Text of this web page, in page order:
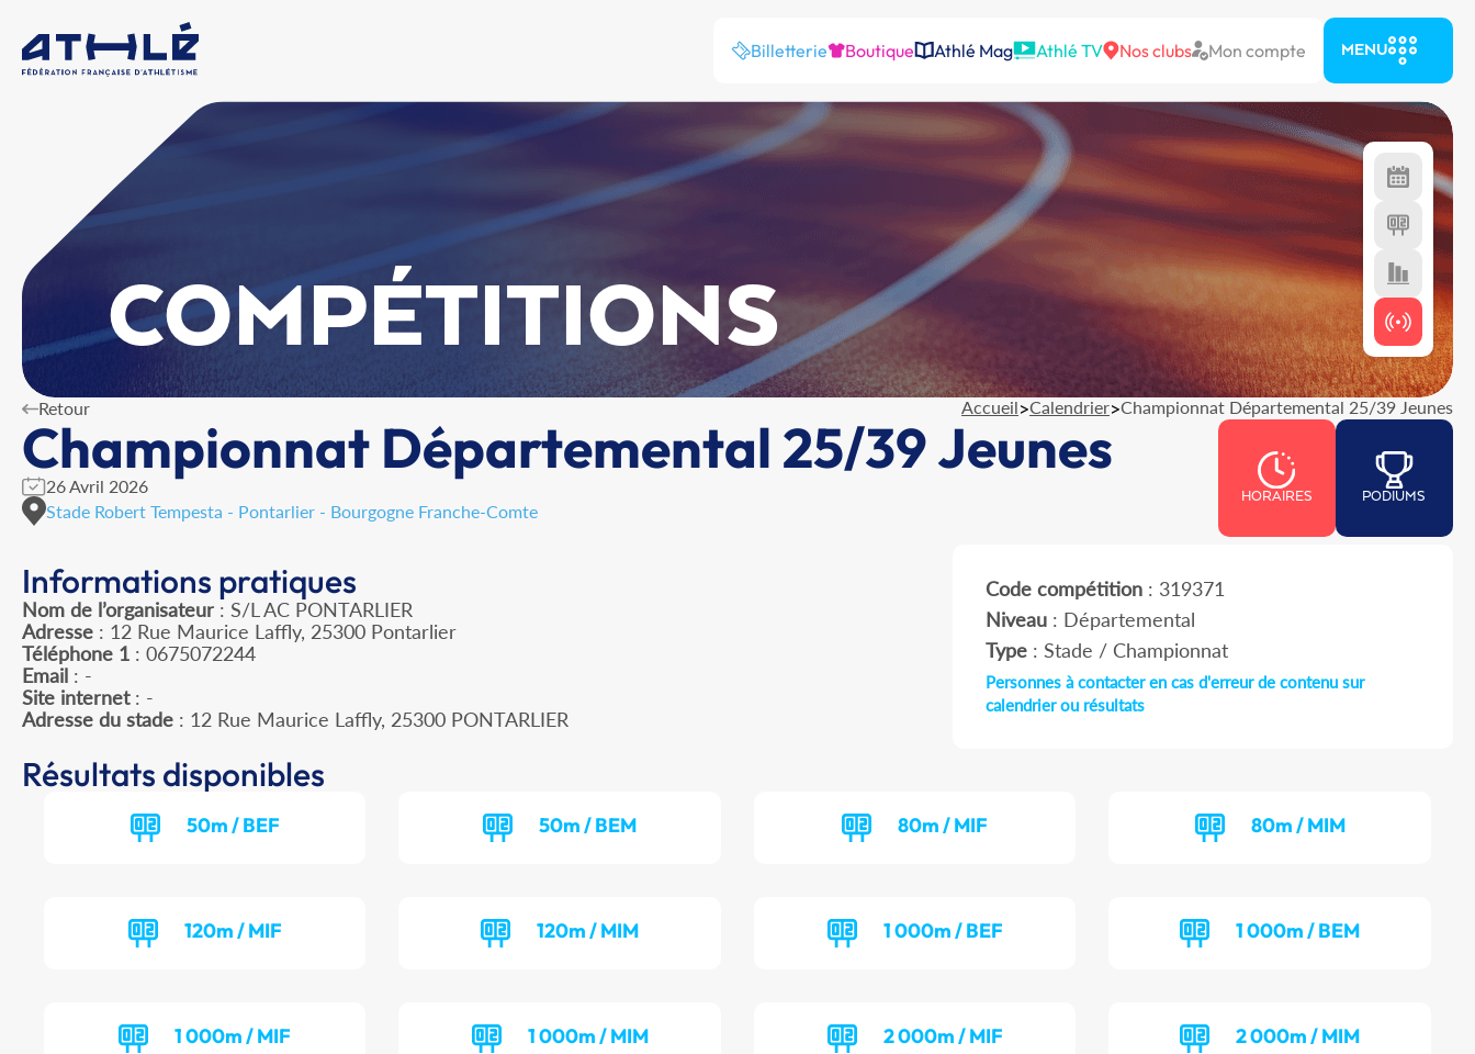
Billetterie Boutique Athlé Mag Athlé TV Nos clubs Mon compte MENU
COMPÉTITIONS
Retour Accueil>Calendrier>Championnat Départemental 25/39 Jeunes
Championnat Départemental 25/39 Jeunes
26 Avril 2026
Stade Robert Tempesta - Pontarlier - Bourgogne Franche-Comte
HORAIRES PODIUMS
Informations pratiques
Nom de l’organisateur : S/L AC PONTARLIER
Adresse : 12 Rue Maurice Laffly, 25300 Pontarlier
Téléphone 1 : 0675072244
Email : -
Site internet: -
Adresse du stade : 12 Rue Maurice Laffly, 25300 PONTARLIER
Code compétition: 319371
Niveau: Départemental
Type: Stade / Championnat
Personnes à contacter en cas d'erreur de contenu sur
calendrier ou résultats
Résultats disponibles
50m / BEF 50m / BEM 80m / MIF 80m / MIM
120m / MIF 120m / MIM 1 000m / BEF 1 000m / BEM
1 000m / MIF 1 000m / MIM 2 000m / MIF 2 000m / MIM